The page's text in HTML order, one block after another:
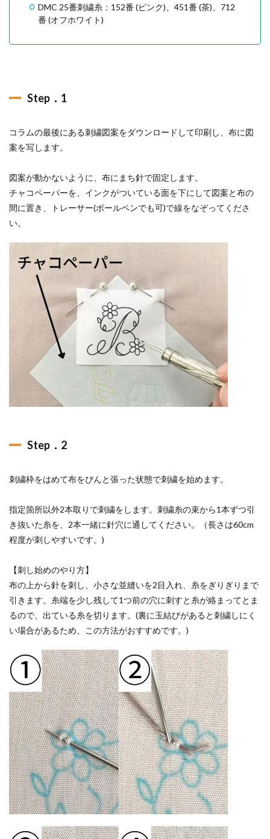
DMC 25番刺繍糸：152番 (ピンク)、451番 (茶)、712
番 (オフホワイト)
Step．1
コラムの最後にある刺繍図案をダウンロードして印刷し、布に図
案を写します。
図案が動かないように、布にまち針で固定します。
チャコペーパーを、インクがついている面を下にして図案と布の
間に置き、トレーサー(ボールペンでも可)で線をなぞってくださ
い。
Step．2
刺繍枠をはめて布をぴんと張った状態で刺繍を始めます。
指定箇所以外2本取りで刺繍をします。刺繍糸の束から1本ずつ引
き抜いた糸を、2本一緒に針穴に通してください。（長さは60cm
程度が刺しやすいです。)
【刺し始めのやり方】
布の上から針を刺し、小さな並縫いを2目入れ、糸をぎりぎりまで
引きます。糸端を少し残して1つ前の穴に刺すと糸が絡まってとま
るので、出ている糸を切ります。(裏に玉結びがあると刺繍しにく
い場合があるため、この方法がおすすめです。)